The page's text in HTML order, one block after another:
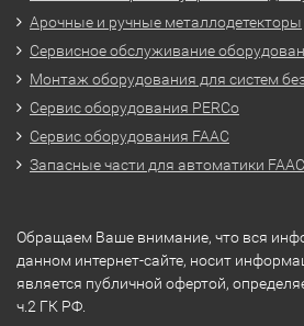
Арочные и ручные металлодетекторы
Сервисное обслуживание
Монтаж оборудования для систем
Сервис оборудования PERCo
Сервис оборудования FAAC
Запасные части для автоматики FAAC
Обращаем Ваше внимание, что вся
данном интернет-сайте, носит
является публичной офертой,
ч.2 ГК РФ.